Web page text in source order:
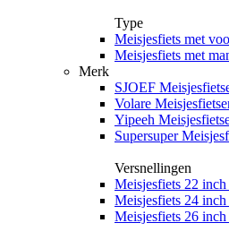
Type
Meisjesfiets met
Meisjesfiets met
Merk
SJOEF
Volare
Yipeeh
Supersuper
Versnellingen
Meisjesfiets 22
Meisjesfiets 24
Meisjesfiets 26